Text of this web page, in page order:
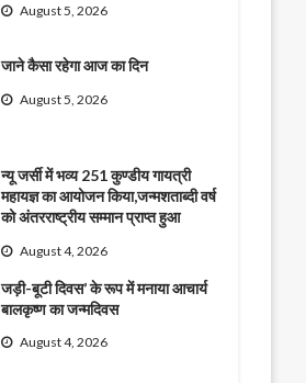
August 5, 2026
जाने कैसा रहेगा आज का दिन
August 5, 2026
न्यू जर्सी में भव्य 251 कुण्डीय गायत्री
महायज्ञ का आयोजन किया,जन्मशताब्दी वर्ष
को अंतरराष्ट्रीय सम्मान प्राप्त हुआ
August 4, 2026
जड़ी-बूटी दिवस’ के रूप में मनाया आचार्य
बालकृष्ण का जन्मदिवस
August 4, 2026